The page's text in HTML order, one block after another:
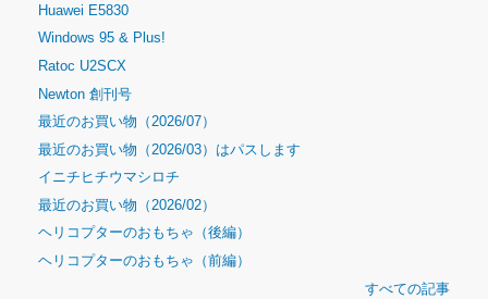
Huawei E5830
Windows 95 & Plus!
Ratoc U2SCX
Newton 創刊号
最近のお買い物（2026/07）
最近のお買い物（2026/03）はパスします
イニチヒチウマシロチ
最近のお買い物（2026/02）
ヘリコプターのおもちゃ（後編）
ヘリコプターのおもちゃ（前編）
すべての記事